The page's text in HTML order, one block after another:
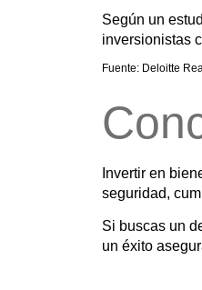
Según un
inversionistas
Fuente: Deloitte
Invertir en
seguridad,
Si buscas un
un éxito